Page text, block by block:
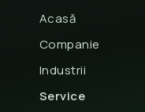
Acasă
Companie
Industrii
Service